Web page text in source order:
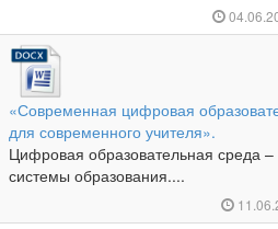
«Современная цифровая
для современного учителя».
Цифровая образовательная среда
системы образования....